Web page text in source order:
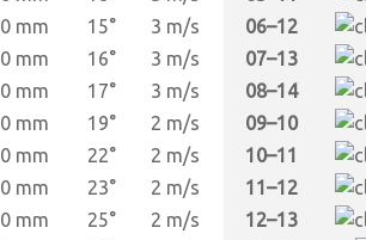
0 mm 15°
3 m/s
0 mm 16°
3 m/s
0 mm 17°
3 m/s
0 mm 19°
2 m/s
0 mm 22°
2 m/s
0 mm 23°
2 m/s
0 mm 25°
2 m/s
06–12
07–13
08–14
09–10
10–11
11–12
12–13